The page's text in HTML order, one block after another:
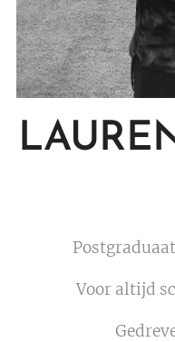
Voor altijd